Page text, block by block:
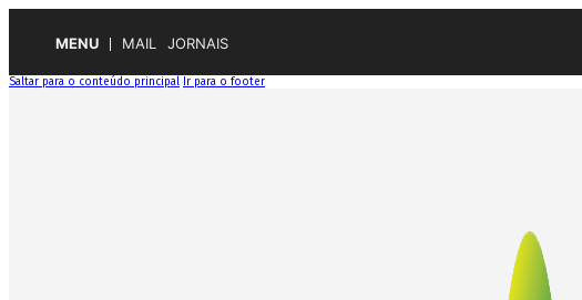
MENU MAIL JORNAIS
Saltar para o conteúdo principal Ir para o footer